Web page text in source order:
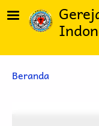
Lompat ke isi
Breadcrumb
Beranda